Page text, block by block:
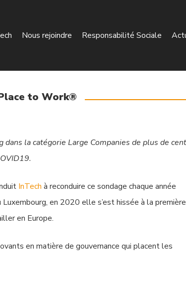
Nous rejoindre Responsabilité Sociale
to Work®
la catégorie Large Companies de plus de
InTech à reconduire ce sondage chaque année
en 2020 elle s’est hissée à la première
en Europe.
en matière de gouvernance qui placent les